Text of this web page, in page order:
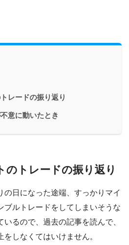
レードの振り返り
意に動いたとき
のトレードの振り返り
の日になった途端、すっかりマイ
ブルトレードをしてしまいそうな
るので、過去の記事を読んで、
をしなくてはいけません。